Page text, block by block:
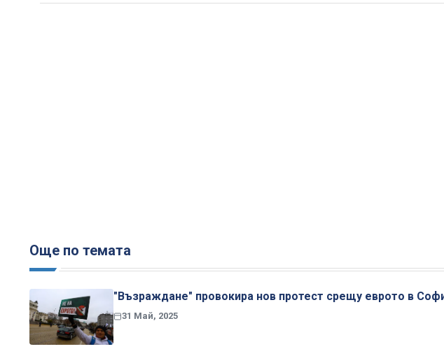
Още по темата
"Възраждане" провокира нов протест срещу еврото в
31 Май, 2025